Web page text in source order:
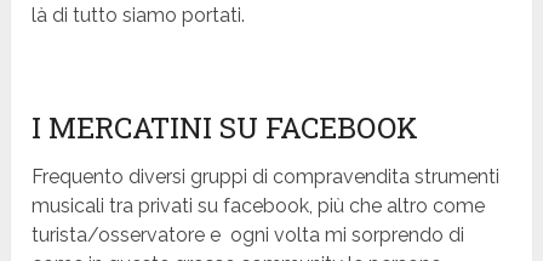
là di tutto siamo portati.
I MERCATINI SU FACEBOOK
Frequento diversi gruppi di compravendita strumenti
musicali tra privati su facebook, più che altro come
turista/osservatore e ogni volta mi sorprendo di